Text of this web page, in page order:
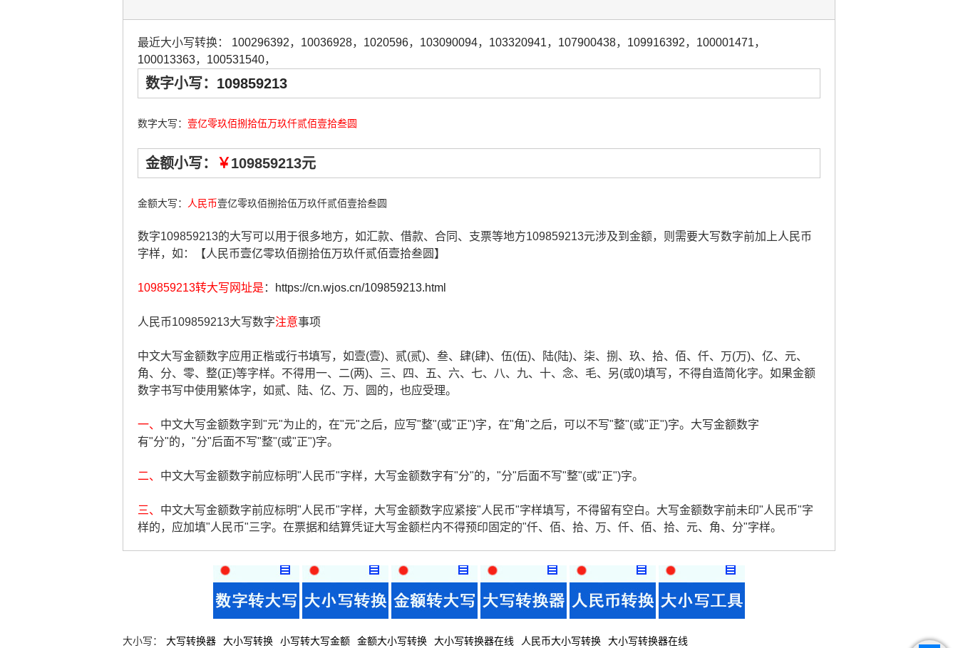
最近大小写转换： 100296392， 10036928， 1020596， 103090094， 103320941， 107900438， 109916392， 100001471，
100013363， 100531540，
数字小写： 109859213
数字大写： 壹亿零玖佰捌拾伍万玖仟贰佰壹拾叁圆
金额小写： ￥109859213元
金额大写： 人民币壹亿零玖佰捌拾伍万玖仟贰佰壹拾叁圆
数字109859213的大写可以用于很多地方，如汇款、借款、合同、支票等地方109859213元涉及到金额，则需要大写数字前加上人民币
字样，如：【人民币壹亿零玖佰捌拾伍万玖仟贰佰壹拾叁圆】
109859213转大写网址是 ： https://cn.wjos.cn/109859213.html
人民币109859213大写数字注意事项
中文大写金额数字应用正楷或行书填写，如壹(壹)、贰(贰)、叁、肆(肆)、伍(伍)、陆(陆)、柒、捌、玖、拾、佰、仟、万(万)、亿、元、
角、分、零、整(正)等字样。不得用一、二(两)、三、四、五、六、七、八、九、十、念、毛、另(或0)填写，不得自造简化字。如果金额
数字书写中使用繁体字，如贰、陆、亿、万、圆的，也应受理。
一、 中文大写金额数字到"元"为止的，在"元"之后，应写"整"(或"正")字，在"角"之后，可以不写"整"(或"正")字。大写金额数字
有"分"的，"分"后面不写"整"(或"正")字。
二、 中文大写金额数字前应标明"人民币"字样，大写金额数字有"分"的，"分"后面不写"整"(或"正")字。
三、 中文大写金额数字前应标明"人民币"字样，大写金额数字应紧接"人民币"字样填写，不得留有空白。大写金额数字前未印"人民币"字
样的，应加填"人民币"三字。在票据和结算凭证大写金额栏内不得预印固定的"仟、佰、拾、万、仟、佰、拾、元、角、分"字样。
大小写： 大写转换器 大小写转换 小写转大写金额 金额大小写转换 大小写转换器在线 人民币大小写转换 大小写转换器在线